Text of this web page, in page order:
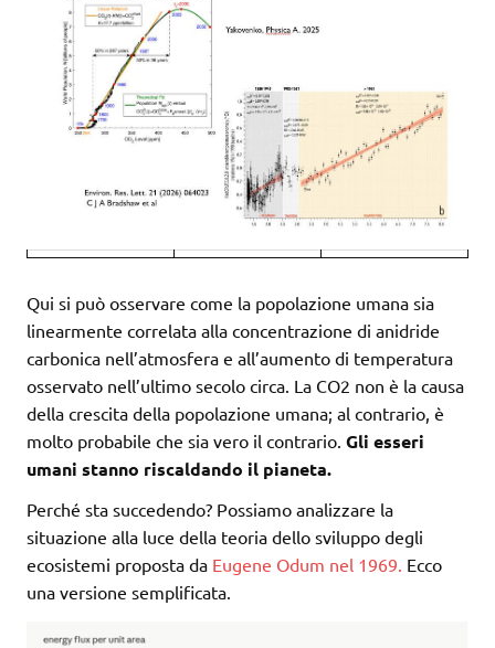
Qui si può osservare come la popolazione umana sia
linearmente correlata alla concentrazione di anidride
carbonica nell’atmosfera e all’aumento di temperatura
osservato nell’ultimo secolo circa. La CO2 non è la causa
della crescita della popolazione umana; al contrario, è
molto probabile che sia vero il contrario. Gli esseri
umani stanno riscaldando il pianeta.
Perché sta succedendo? Possiamo analizzare la
situazione alla luce della teoria dello sviluppo degli
ecosistemi proposta da Eugene Odum nel 1969. Ecco
una versione semplificata.